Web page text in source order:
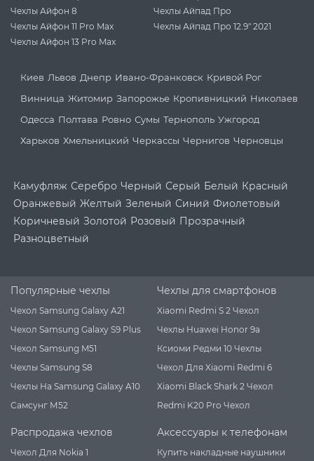
Чехлы Айфон 8
Чехлы Айпад Про
Чехлы Айфон 11 Pro Max
Чехлы Айпад Про 12.9" 2021
Чехлы Айфон 13 Pro Max
Киев Львов Днепр Ивано-Франковск Кривой Рог
Винница Житомир Запорожье Кропивницкий Николаев
Одесса Полтава Ровно Сумы Тернополь Ужгород
Харьков Хмельницкий Черкассы Чернигов Черновцы
Камуфляж Серебро Черный Серый Белый Красный
Оранжевый Желтый Зеленый Синий Фиолетовый
Коричневый Золотой Розовый Прозрачный
Разноцветный
Популярные чехлы
Чехол Samsung Galaxy A21
Чехол Samsung Galaxy S9 Plus
Чехол Samsung M51
Чехлы Samsung S8
Чехлы На Samsung Galaxy A10
Самсунг М52
Чехлы для смартфонов
Xiaomi Redmi S 2 Чехол
Чехлы Huawei Honor 9a
Ксиоми Редми 10 Чехлы
Чехол Для Xiaomi Redmi 6
Xiaomi Black Shark 2 Чехол
Redmi K20 Pro Чехол
Распродажа чехлов
Чехол Для Nokia 1
Аксессуары к телефонам
Купить накладные наушники